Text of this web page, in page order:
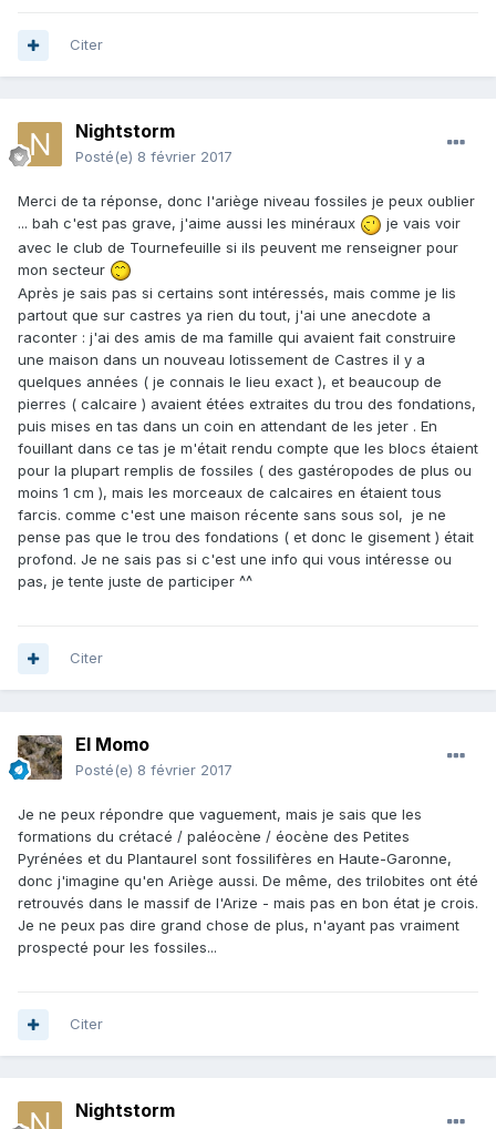
Citer
Nightstorm
Posté(e) 8 février 2017
Merci de ta réponse, donc l'ariège niveau fossiles je peux oublier
... bah c'est pas grave, j'aime aussi les minéraux
je vais voir
avec le club de Tournefeuille si ils peuvent me renseigner pour
mon secteur
Après je sais pas si certains sont intéressés, mais comme je lis
partout que sur castres ya rien du tout, j'ai une anecdote a
raconter : j'ai des amis de ma famille qui avaient fait construire
une maison dans un nouveau lotissement de Castres il y a
quelques années ( je connais le lieu exact ), et beaucoup de
pierres ( calcaire ) avaient étées extraites du trou des fondations,
puis mises en tas dans un coin en attendant de les jeter . En
fouillant dans ce tas je m'était rendu compte que les blocs étaient
pour la plupart remplis de fossiles ( des gastéropodes de plus ou
moins 1 cm ), mais les morceaux de calcaires en étaient tous
farcis. comme c'est une maison récente sans sous sol, je ne
pense pas que le trou des fondations ( et donc le gisement ) était
profond. Je ne sais pas si c'est une info qui vous intéresse ou
pas, je tente juste de participer ^^
Citer
El Momo
Posté(e) 8 février 2017
Je ne peux répondre que vaguement, mais je sais que les
formations du crétacé / paléocène / éocène des Petites
Pyrénées et du Plantaurel sont fossilifères en Haute-Garonne,
donc j'imagine qu'en Ariège aussi. De même, des trilobites ont été
retrouvés dans le massif de l'Arize - mais pas en bon état je crois.
Je ne peux pas dire grand chose de plus, n'ayant pas vraiment
prospecté pour les fossiles...
Citer
Nightstorm